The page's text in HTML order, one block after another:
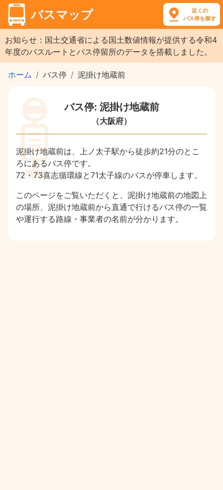
バスマップ
近くの
バス停を探す
お知らせ：国土交通省による国土数値情報が提供する令和4
年度のバスルートとバス停留所のデータを搭載しました。
ホーム バス停 泥掛け地蔵前
バス停: 泥掛け地蔵前
（大阪府）
泥掛け地蔵前は、上ノ太子駅から徒歩約21分のとこ
ろにあるバス停です。
72・73喜志循環線と71太子線のバスが停車します。
このページをご覧いただくと、泥掛け地蔵前の地図上
の場所、泥掛け地蔵前から直通で行けるバス停の一覧
や運行する路線・事業者の名前が分かります。